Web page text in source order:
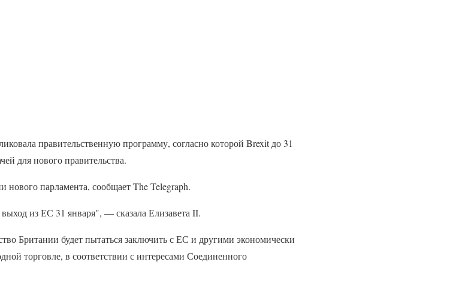
правительственную программу, согласно которой Brexit до 31
для нового правительства.
нового парламента, сообщает The Telegraph.
из ЕС 31 января", — сказала Елизавета II.
Британии будет пытаться заключить с ЕС и другими экономически
торговле, в соответствии с интересами Соединенного